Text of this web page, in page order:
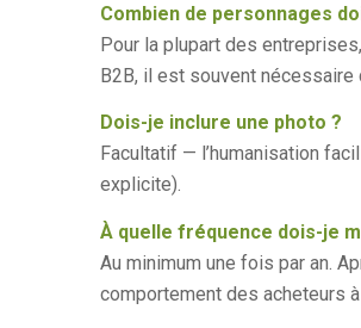
Combien de personnages
Pour la plupart des
B2B, il est souvent
Dois-je inclure une photo ?
Facultatif — l’humanisation
explicite).
À quelle fréquence dois-je
Au minimum une fois par an.
comportement des acheteurs